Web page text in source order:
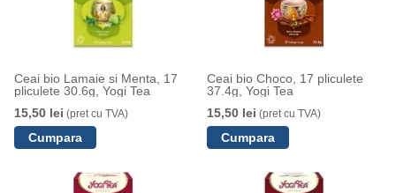
Ceai bio Lamaie si Menta, 17
pliculete 30.6g, Yogi Tea
15,50 lei (pret cu TVA)
Ceai bio Choco, 17 pliculete
37.4g, Yogi Tea
15,50 lei (pret cu TVA)